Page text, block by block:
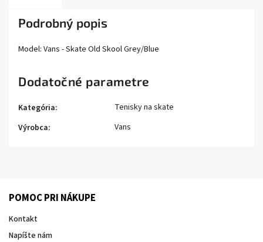
Podrobný popis
Model: Vans - Skate Old Skool Grey/Blue
Dodatočné parametre
Kategória:
Tenisky na skate
Výrobca: Vans
POMOC PRI NÁKUPE
Kontakt
Napíšte nám